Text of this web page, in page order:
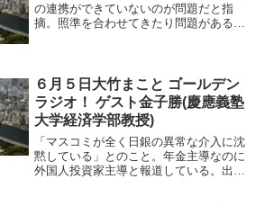
の連携ができていないのが問題だと指
摘。照準を合わせてきたり問題があるの
６月５日大竹まこと ゴールデン
ラジオ！ ゲスト金子勝(慶應義塾
大学経済学部教授)
「マスコミが全く日銀の異常な介入に沈
黙している」とのこと。年金主導なのに
外国人投資家主導と報道している。出口